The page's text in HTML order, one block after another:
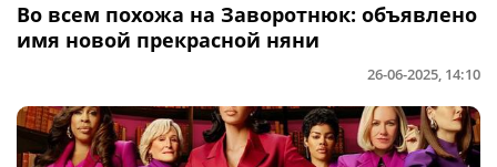
Во всем похожа на Заворотнюк: объявлено
имя новой прекрасной няни
26-06-2025, 14:10